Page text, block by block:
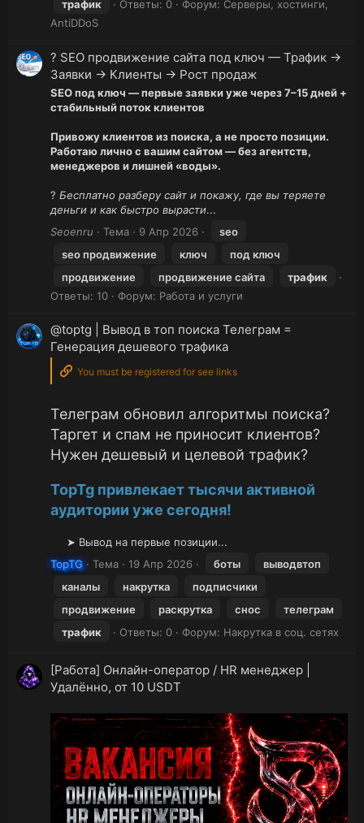
трафик Ответы: 0 Форум: Серверы, хостинги,
AntiDDoS
? SEO продвижение сайта под ключ — Трафик →
Заявки → Клиенты → Рост продаж
SEO под ключ — первые заявки уже через 7–15 дней +
стабильный поток клиентов
Привожу клиентов из поиска, а не просто позиции.
Работаю лично с вашим сайтом — без агентств,
менеджеров и лишней «воды».
? Бесплатно разберу сайт и покажу, где вы теряете
деньги и как быстро вырасти...
Seoenru
Тема 9 Апр 2026
seo
seo продвижение
ключ
под ключ
продвижение
продвижение сайта
трафик
Ответы: 10
Форум: Работа и услуги
@toptg | Вывод в топ поиска Телеграм =
Генерация дешевого трафика
You must be registered for see links
Телеграм обновил алгоритмы поиска?
Таргет и спам не приносит клиентов?
Нужен дешевый и целевой трафик?
TopTg привлекает тысячи активной
аудитории уже сегодня!
➤ Вывод на первые позиции...​
TopTG
Тема 19 Апр 2026 боты
выводвтоп
каналы
накрутка
подписчики
продвижение
раскрутка снос
телеграм
трафик
Ответы: 0 Форум: Накрутка в соц. сетях
[Работа] Онлайн-оператор / HR менеджер |
Удалённо, от 10 USDT